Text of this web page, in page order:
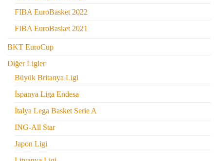
FIBA EuroBasket 2022
FIBA EuroBasket 2021
BKT EuroCup
Diğer Ligler
Büyük Britanya Ligi
İspanya Liga Endesa
İtalya Lega Basket Serie A
ING-All Star
Japon Ligi